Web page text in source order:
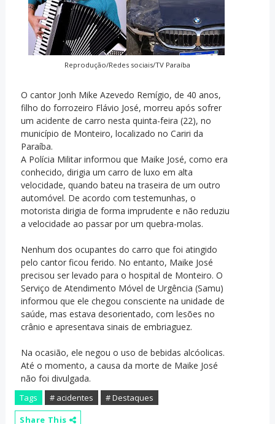
Reprodução/Redes sociais/TV Paraíba
O cantor Jonh Mike Azevedo Remígio, de 40 anos,
filho do forrozeiro Flávio José, morreu após sofrer
um acidente de carro nesta quinta-feira (22), no
município de Monteiro, localizado no Cariri da
Paraíba.
A Polícia Militar informou que Maike José, como era
conhecido, dirigia um carro de luxo em alta
velocidade, quando bateu na traseira de um outro
automóvel. De acordo com testemunhas, o
motorista dirigia de forma imprudente e não reduziu
a velocidade ao passar por um quebra-molas.
Nenhum dos ocupantes do carro que foi atingido
pelo cantor ficou ferido. No entanto, Maike José
precisou ser levado para o hospital de Monteiro. O
Serviço de Atendimento Móvel de Urgência (Samu)
informou que ele chegou consciente na unidade de
saúde, mas estava desorientado, com lesões no
crânio e apresentava sinais de embriaguez.
Na ocasião, ele negou o uso de bebidas alcóolicas.
Até o momento, a causa da morte de Maike José
não foi divulgada.
Tags # acidentes
# Destaques
Share This